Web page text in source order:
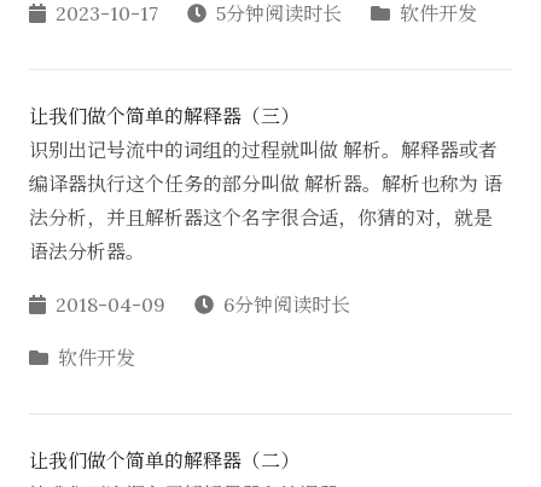
2023-10-17 5分钟阅读时长 软件开发
让我们做个简单的解释器（三）
识别出记号流中的词组的过程就叫做 解析。解释器或者
编译器执行这个任务的部分叫做 解析器。解析也称为 语
法分析，并且解析器这个名字很合适，你猜的对，就是
语法分析器。
2018-04-09 6分钟阅读时长
软件开发
让我们做个简单的解释器（二）